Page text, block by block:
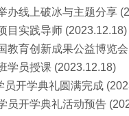
办线上破冰与主题分享
目实践导师 (2023.12.18)
教育创新成果公益博览
学员授课 (2023.12.18)
开学典礼圆满完成
员开学典礼活动预告